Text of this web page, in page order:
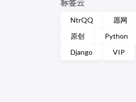
标签云
NtrQQ 愿网
原创
Python
Django
VIP